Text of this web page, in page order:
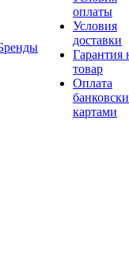
оплаты
Условия
доставки
Гарантия
товар
Оплата
картами